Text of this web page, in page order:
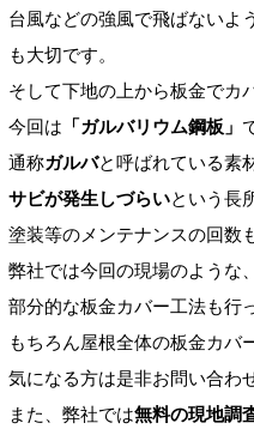
台風などの強風で飛ばないよ
も大切です。
そして下地の上から板金でカ
今回は 「ガルバリウム鋼板」
通称ガルバと呼ばれている素
サビが発生しづらいという長
塗装等のメンテナンスの回数
弊社では今回の現場のような、
部分的な板金カバー工法も行
もちろん屋根全体の板金カバ
気になる方は是非お問い合わ
また、弊社では無料の現地調